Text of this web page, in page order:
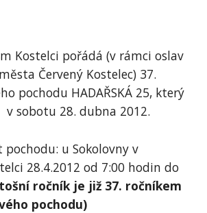
Kostelci pořádá (v rámci oslav
Červený Kostelec) 37.
pochodu HADAŘSKÁ 25, který
v sobotu 28. dubna 2012.
u Sokolovny v
28.4.2012 od 7:00 hodin do
ročník je již 37. ročníkem
pochodu)